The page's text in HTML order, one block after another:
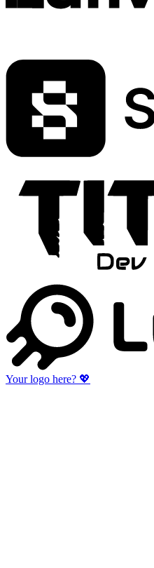
Your logo here? 💖